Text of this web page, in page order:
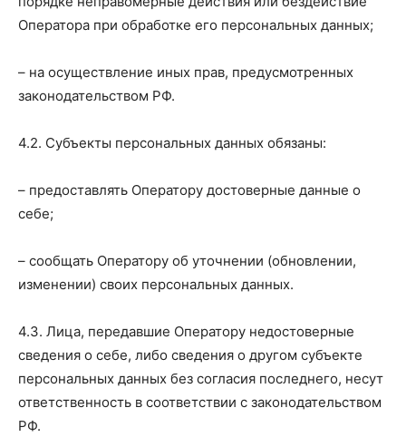
Оператора при обработке его персональных данных;
– на осуществление иных прав, предусмотренных
законодательством РФ.
4.2. Субъекты персональных данных обязаны:
– предоставлять Оператору достоверные данные о
себе;
– сообщать Оператору об уточнении (обновлении,
изменении) своих персональных данных.
4.3. Лица, передавшие Оператору недостоверные
сведения о себе, либо сведения о другом субъекте
персональных данных без согласия последнего, несут
ответственность в соответствии с законодательством
РФ.